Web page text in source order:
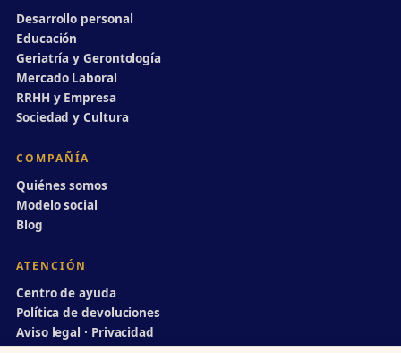
Desarrollo personal
Educación
Geriatría y Gerontología
Mercado Laboral
RRHH y Empresa
Sociedad y Cultura
COMPAÑÍA
Quiénes somos
Modelo social
Blog
ATENCIÓN
Centro de ayuda
Política de devoluciones
Aviso legal · Privacidad